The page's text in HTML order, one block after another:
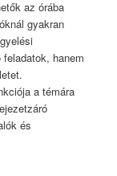
az órába
gyakran
hanem
a témára
és